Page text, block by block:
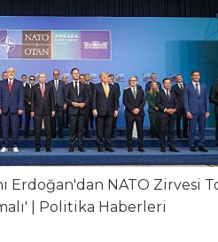
Bursa Fashion WEEK 9
OKUR GEZER TUR,
Gemlik’ten
19 Mayıs Gemlik’te